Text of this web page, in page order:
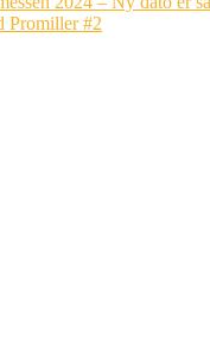
Promiller #2